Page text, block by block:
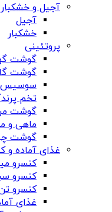
آجیل و خشکبار
آجیل
خشکبار
پروتئینی
گوشت
گوشت
سوسیس
تخم
گوشت
ماهی و
گوشت
غذای آماده و
کنسرو
کنسرو
کنسرو
غذای